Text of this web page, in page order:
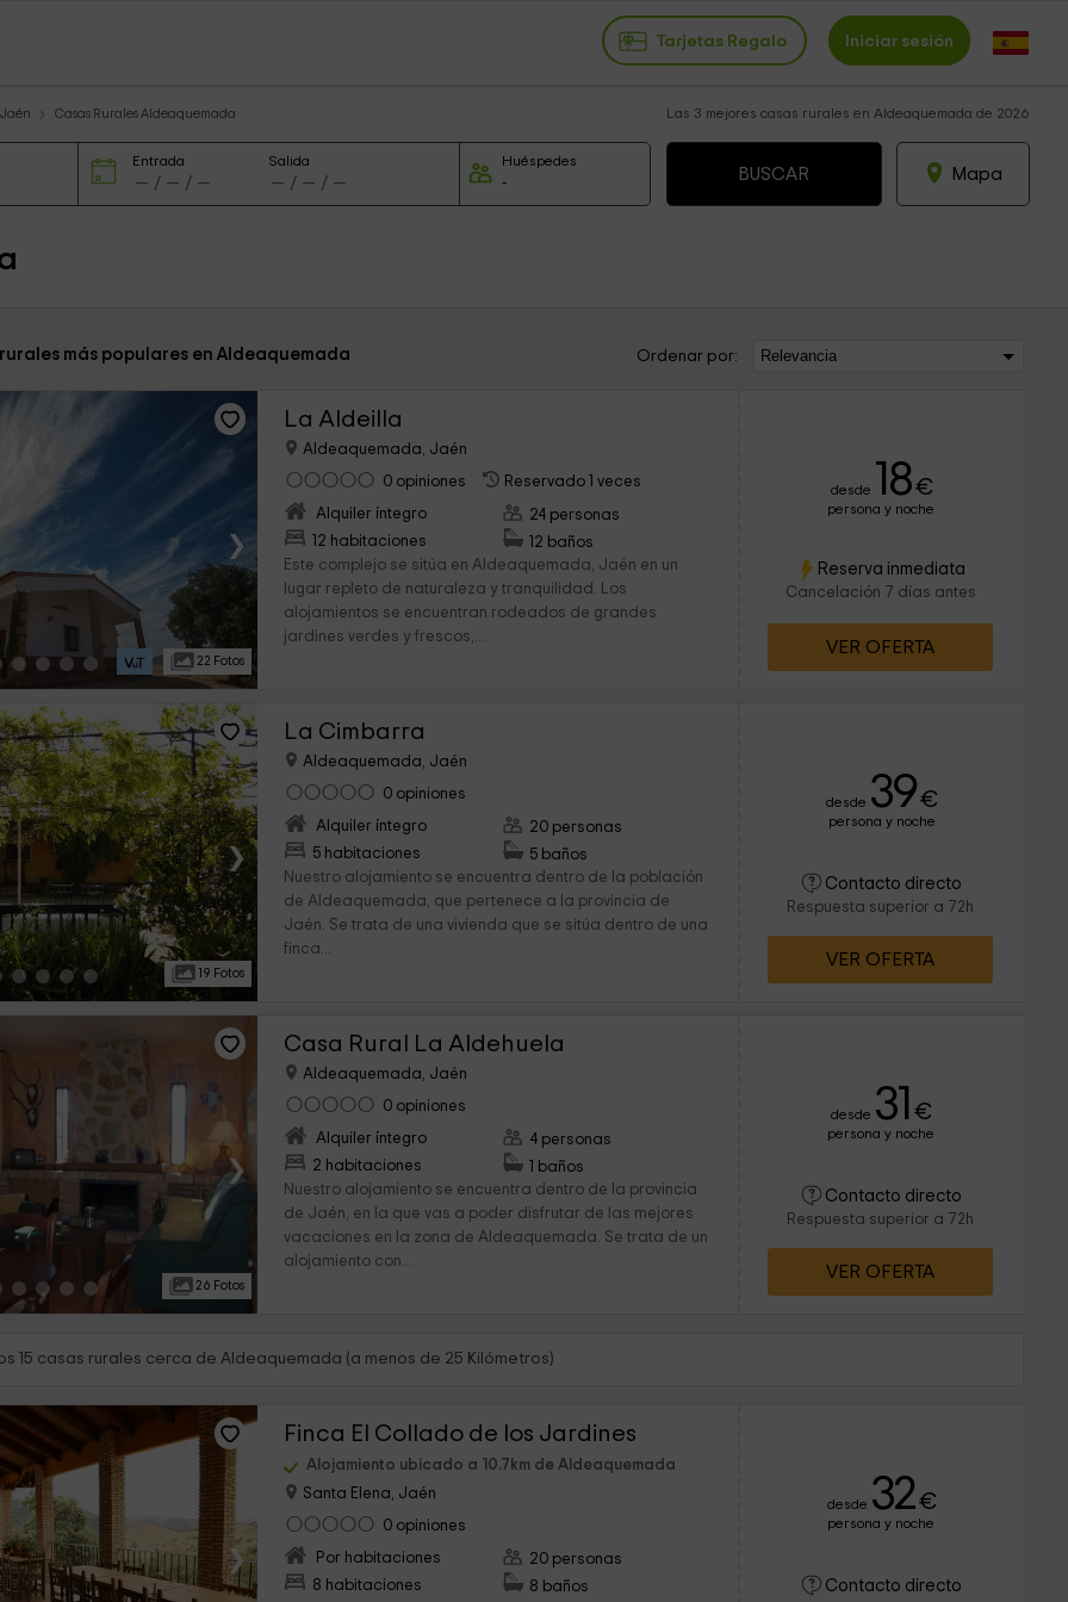
Tarjetas Regalo Iniciar sesión
Casas Rurales Aldeaquemada Las 3 mejores casas rurales en Aldeaquemada de 2026
Entrada Salida Huéspedes
Mapa
más populares en Aldeaquemada Ordenar por:
›
22 Fotos
La Aldeilla
Aldeaquemada, Jaén
0 opiniones
Reservado 1 veces
Alquiler íntegro
12 habitaciones
24 personas
12 baños
Este complejo se sitúa en Aldeaquemada, Jaén en un
lugar repleto de naturaleza y tranquilidad. Los
alojamientos se encuentran rodeados de grandes
jardines verdes y frescos,...
desde 18€
persona y noche
Reserva inmediata
Cancelación 7 días antes
VER OFERTA
›
19 Fotos
La Cimbarra
Aldeaquemada, Jaén
0 opiniones
Alquiler íntegro
5 habitaciones
20 personas
5 baños
Nuestro alojamiento se encuentra dentro de la población
de Aldeaquemada, que pertenece a la provincia de
Jaén. Se trata de una vivienda que se sitúa dentro de una
finca...
desde 39€
persona y noche
Contacto directo
Respuesta superior a 72h
VER OFERTA
›
26 Fotos
Casa Rural La Aldehuela
Aldeaquemada, Jaén
0 opiniones
Alquiler íntegro
2 habitaciones
4 personas
1 baños
Nuestro alojamiento se encuentra dentro de la provincia
de Jaén, en la que vas a poder disfrutar de las mejores
vacaciones en la zona de Aldeaquemada. Se trata de un
alojamiento con...
desde 31 €
persona y noche
Contacto directo
Respuesta superior a 72h
VER OFERTA
15 casas rurales cerca de Aldeaquemada (a menos de 25 Kilómetros)
›
Finca El Collado de los Jardines
Alojamiento ubicado a 10.7km de Aldeaquemada
Santa Elena, Jaén
0 opiniones
Por habitaciones
8 habitaciones
20 personas
8 baños
desde 32€
persona y noche
Contacto directo